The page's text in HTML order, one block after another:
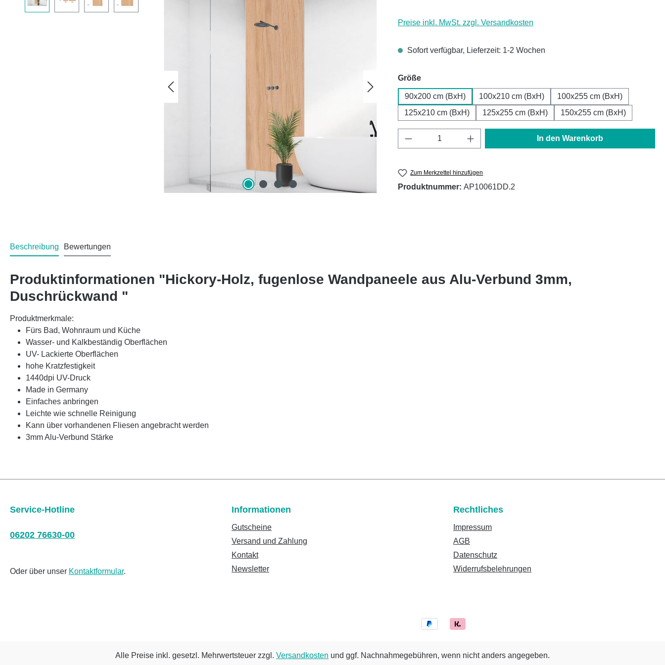
Preise inkl. MwSt. zzgl. Versandkosten
Sofort verfügbar, Lieferzeit: 1-2 Wochen
Größeauswählen
90x200 cm (BxH) 100x210 cm (BxH)
100x255 cm (BxH)
125x210 cm (BxH)
125x255 cm (BxH) 150x255 cm (BxH)
Produkt Anzahl: Gib den gewünschten Wert ein
In den Warenkorb
Zum Merkzettel hinzufügen
Produktnummer: AP10061DD.2
Beschreibung Bewertungen
Produktinformationen "Hickory-Holz, fugenlose Wandpaneele aus Alu-Verbund 3mm,
Duschrückwand "
Produktmerkmale:
Fürs Bad, Wohnraum und Küche
Wasser- und Kalkbeständig Oberflächen
UV- Lackierte Oberflächen
hohe Kratzfestigkeit
1440dpi UV-Druck
Made in Germany
Einfaches anbringen
Leichte wie schnelle Reinigung
Kann über vorhandenen Fliesen angebracht werden
3mm Alu-Verbund Stärke
Service-Hotline
06202 76630-00
Oder über unser Kontaktformular.
Informationen
Gutscheine
Versand und Zahlung
Kontakt
Newsletter
Rechtliches
Impressum
AGB
Datenschutz
Widerrufsbelehrungen
Alle Preise inkl. gesetzl. Mehrwertsteuer zzgl. Versandkosten und ggf. Nachnahmegebühren, wenn nicht anders angegeben.